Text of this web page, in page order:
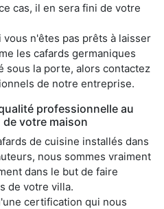
cas, il en sera fini de votre
n'êtes pas prêts à laisser
les cafards germaniques
sous la porte, alors contactez
de notre entreprise.
professionnelle au
votre maison
de cuisine installés dans
nous sommes vraiment
dans le but de faire
de votre villa.
certification qui nous